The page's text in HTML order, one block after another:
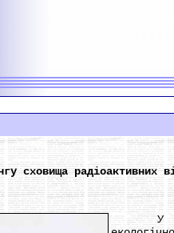
сховища радіоактивних
У